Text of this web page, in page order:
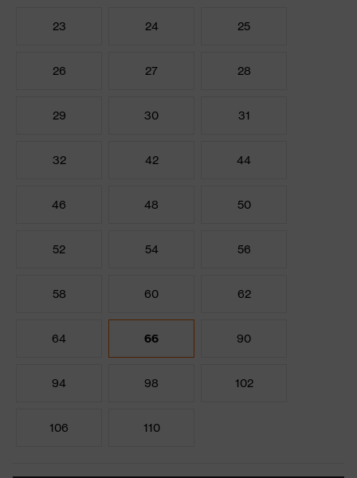
23 24 25
26 27 28
29 30 31
32 42 44
46 48 50
52 54 56
58 60 62
64 66 90
94 98 102
106 110